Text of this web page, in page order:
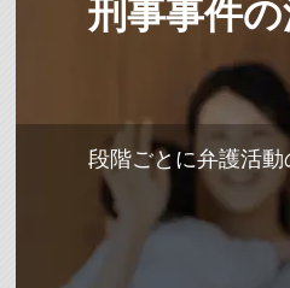
刑事事件
段階ごとに弁護活